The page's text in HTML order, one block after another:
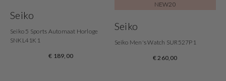
Seiko
Seiko 5 Sports Automaat Horloge
SNKL41K1
€ 189,00
NEW20
Seiko
Seiko Men's Watch SUR527P1
€ 260,00